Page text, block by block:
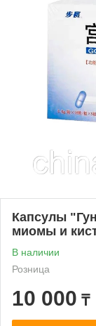
Капсулы
миомы и
В наличии
Розница
10 000 ₸